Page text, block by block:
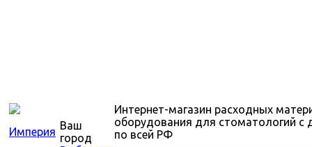
Ваш
город
Интернет-магазин расходных
оборудования для стоматологий с
по всей РФ